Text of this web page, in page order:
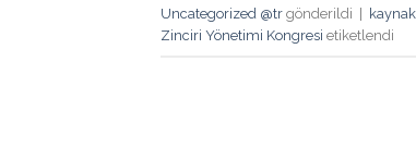
Uncategorized @tr gönderildi
Zinciri Yönetimi Kongresi etiketlendi